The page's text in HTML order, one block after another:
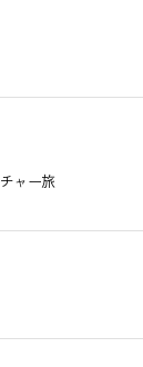
ャー旅